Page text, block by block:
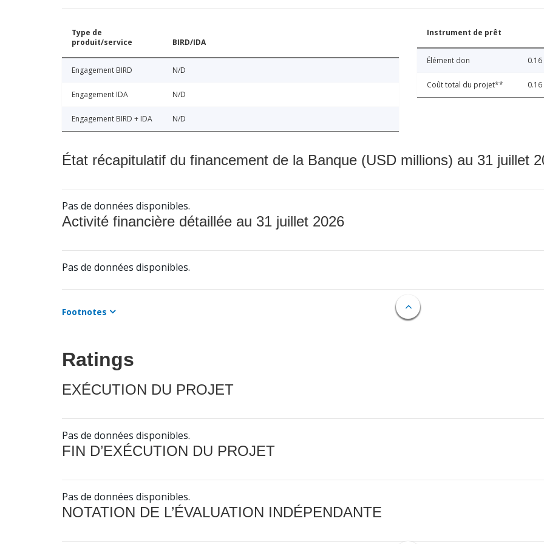
Type de
produit/service
BIRD/IDA
Engagement BIRD N/D
Engagement IDA N/D
Engagement BIRD + IDA N/D
Instrument de prêt
Élément don 0.16
Coût total du projet** 0.16
État récapitulatif du financement de la Banque (USD millions) au 31 juillet
Pas de données disponibles.
Activité financière détaillée au 31 juillet 2026
Pas de données disponibles.
Footnotes
Ratings
EXÉCUTION DU PROJET
Pas de données disponibles.
FIN D’EXÉCUTION DU PROJET
Pas de données disponibles.
NOTATION DE L’ÉVALUATION INDÉPENDANTE